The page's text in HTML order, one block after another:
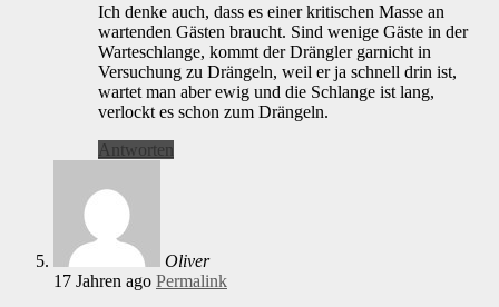
Ich denke auch, dass es einer kritischen Masse an
wartenden Gästen braucht. Sind wenige Gäste in der
Warteschlange, kommt der Drängler garnicht in
Versuchung zu Drängeln, weil er ja schnell drin ist,
wartet man aber ewig und die Schlange ist lang,
verlockt es schon zum Drängeln.
Antworten
Oliver
17 Jahren ago Permalink